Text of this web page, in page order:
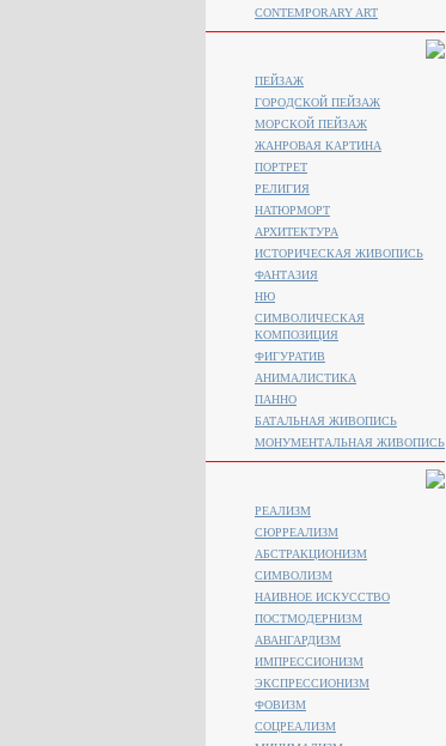
CONTEMPORARY ART
ПЕЙЗАЖ
ГОРОДСКОЙ ПЕЙЗАЖ
МОРСКОЙ ПЕЙЗАЖ
ЖАНРОВАЯ КАРТИНА
ПОРТРЕТ
РЕЛИГИЯ
НАТЮРМОРТ
АРХИТЕКТУРА
ИСТОРИЧЕСКАЯ ЖИВОПИСЬ
ФАНТАЗИЯ
НЮ
СИМВОЛИЧЕСКАЯ
КОМПОЗИЦИЯ
ФИГУРАТИВ
АНИМАЛИСТИКA
ПАННО
БАТАЛЬНАЯ ЖИВОПИСЬ
МОНУМЕНТАЛЬНАЯ ЖИВОПИСЬ
РЕАЛИЗМ
СЮРРЕАЛИЗМ
АБСТРАКЦИОНИЗМ
СИМВОЛИЗМ
НАИВНОЕ ИСКУССТВО
ПОСТМОДЕРНИЗМ
АВАНГАРДИЗМ
ИМПРЕССИОНИЗМ
ЭКСПРЕССИОНИЗМ
ФОВИЗМ
СОЦРЕАЛИЗМ